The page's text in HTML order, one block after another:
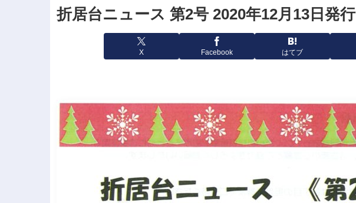
折居台ニュース 第2号 2020年12月13日発行
X Facebook はてブ